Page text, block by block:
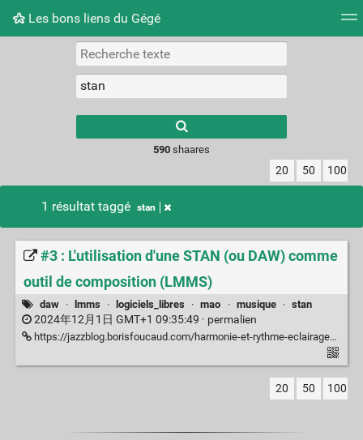
Les bons liens du Gégé
Nuage de tags Quotidien
results.
590shaares
20 50 100
1 résultat taggé stan
#3 : L'utilisation d'une STAN (ou DAW) comme
outil de composition (LMMS)
daw · lmms · logiciels_libres · mao · musique · stan
2024年12月1日 GMT+1 09:35:49 · permalien
https://jazzblog.borisfoucaud.com/harmonie-et-rythme-eclairages/3-tuto-lutilisation-dune-stan-ou-daw-comme-outil-de-composition/
20 50 100